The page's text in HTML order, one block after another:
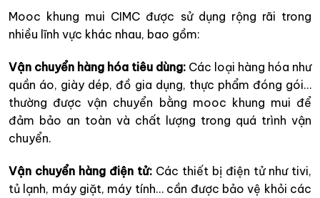
Mooc khung mui CIMC được sử dụng rộng rãi trong
nhiều lĩnh vực khác nhau, bao gồm:
Vận chuyển hàng hóa tiêu dùng: Các loại hàng hóa như
quần áo, giày dép, đồ gia dụng, thực phẩm đóng gói…
thường được vận chuyển bằng mooc khung mui để
đảm bảo an toàn và chất lượng trong quá trình vận
chuyển.
Vận chuyển hàng điện tử: Các thiết bị điện tử như tivi,
tủ lạnh, máy giặt, máy tính… cần được bảo vệ khỏi các